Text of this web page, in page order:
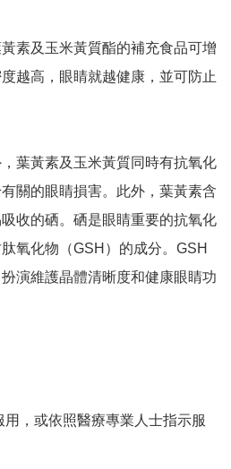
素及玉米黃質酯的補充食品可增
越高，眼睛就越健康，並可防止
葉黃素及玉米黃質同時有抗氧化
關的眼睛損害。此外，葉黃素含
收的硒。硒是眼睛重要的抗氧化
氧化物（GSH）的成分。GSH
演維護晶體清晰度和健康眼睛功
，或依照醫療專業人士指示服